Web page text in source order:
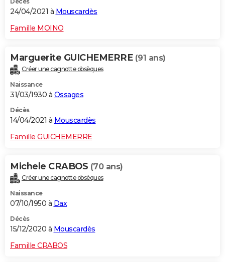
24/04/2021 à Mouscardès
Famille MOINO
Marguerite GUICHEMERRE (91 ans)
Créer une cagnotte obsèques
Naissance
31/03/1930 à Ossages
Décès
14/04/2021 à Mouscardès
Famille GUICHEMERRE
Michele CRABOS (70 ans)
Créer une cagnotte obsèques
Naissance
07/10/1950 à Dax
Décès
15/12/2020 à Mouscardès
Famille CRABOS